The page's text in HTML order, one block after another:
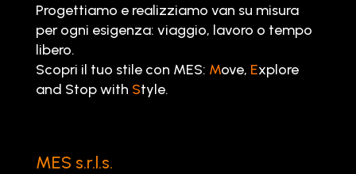
Progettiamo e realizziamo van su misura
per ogni esigenza: viaggio, lavoro o tempo
libero.
Scopri il tuo stile con MES: Move, Explore
and Stop with Style.
MES s.r.l.s.